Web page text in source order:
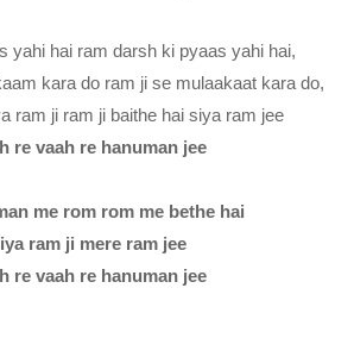
yahi hai ram darsh ki pyaas yahi hai,
kara do ram ji se mulaakaat kara do,
ram ji ram ji baithe hai siya ram jee
re vaah re hanuman jee
me rom rom me bethe hai
ram ji mere ram jee
re vaah re hanuman jee